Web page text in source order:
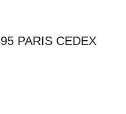
PARIS CEDEX